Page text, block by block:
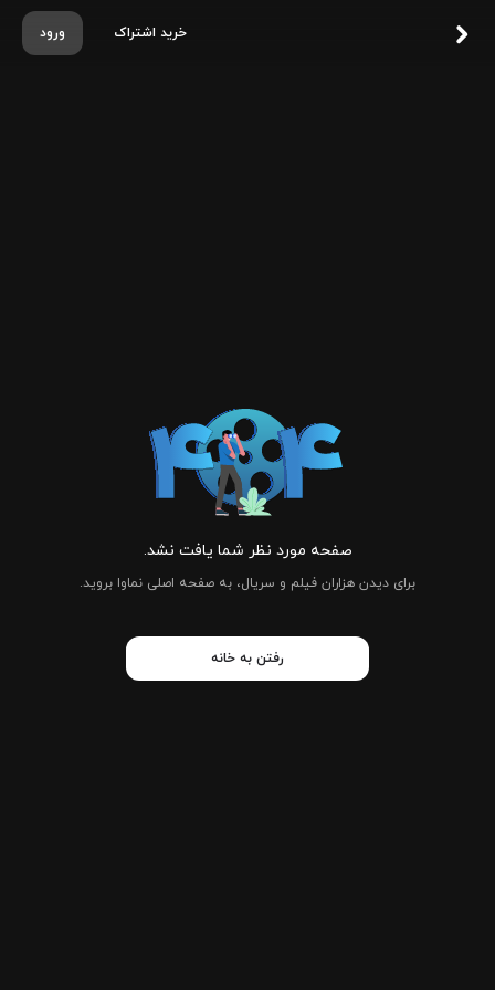
ورود خرید اشتراک
صفحه مورد نظر شما یافت نشد.
برای دیدن هزاران فیلم و سریال، به صفحه اصلی نماوا بروید.
رفتن به خانه